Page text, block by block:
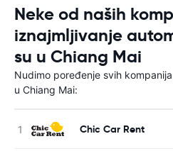
Neke od naših
iznajmljivanje
su u Chiang Mai
Nudimo poređenje svih
u Chiang Mai:
Chic Car Rent